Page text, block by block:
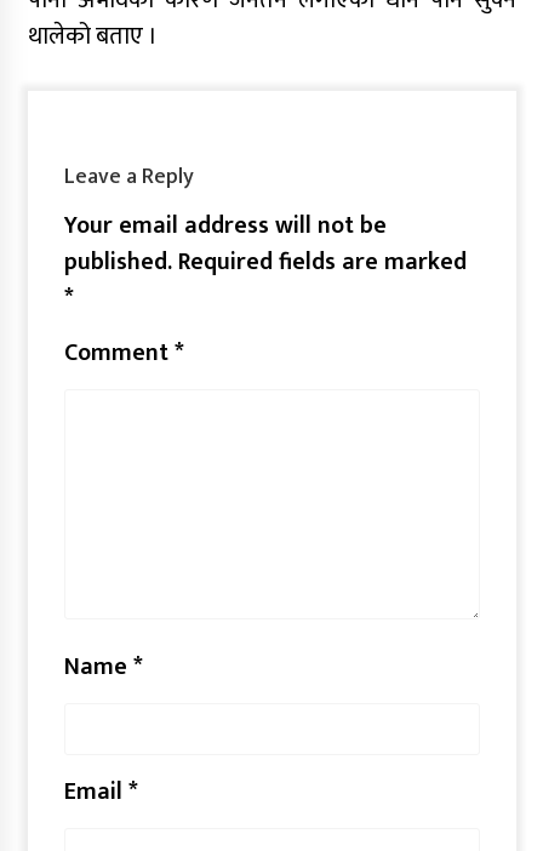
थालेको बताए ।
Leave a Reply
Your email address will not be
published.Required fields are marked
*
Comment*
Name*
Email*